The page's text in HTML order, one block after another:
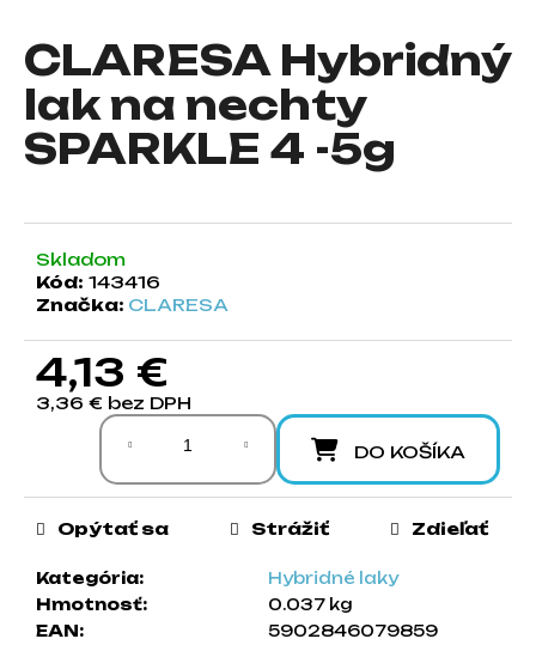
CLARESA Hybridný
lak na nechty
SPARKLE 4 -5g
Skladom
Kód: 143416
Značka: CLARESA
4,13 €
3,36 € bez DPH
Jednotková cena:
DO KOŠÍKA
Kategória:
Hybridné laky
Hmotnosť:
0.037 kg
EAN:
5902846079859
Opýtať sa Strážiť Zdieľať
j
s
ť
?
O
d
ú
č
m
e